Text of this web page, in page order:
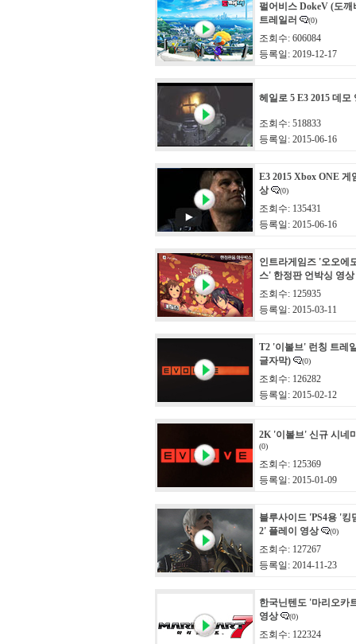
펄어비스 DokeV (도깨
트레일러
(0)
조회수: 606084
등록일: 2019-12-17
헤일로 5 E3 2015 데모
조회수: 518833
등록일: 2015-06-16
E3 2015 Xbox ONE 게
상
(0)
조회수: 135431
등록일: 2015-06-16
인트라게임즈 '오오에
스' 한정판 언박싱 영상
조회수: 125935
등록일: 2015-03-11
T2 '이볼브' 런칭 트레
글자막)
(0)
조회수: 126282
등록일: 2015-02-12
2K '이볼브' 신규 시네
(0)
조회수: 125369
등록일: 2015-01-09
블루사이드 'PS4용 '킹
2' 플레이 영상
(0)
조회수: 127267
등록일: 2014-11-23
한국닌텐도 '마리오카
영상
(0)
조회수: 122324